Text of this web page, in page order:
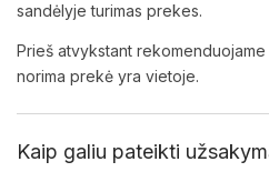
sandėlyje turimas prekes.
Prieš atvykstant
norima prekė yra vietoje.
Kaip galiu pateikti